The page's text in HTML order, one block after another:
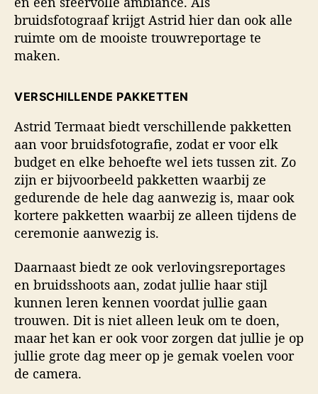
bruidsfotograaf krijgt Astrid hier dan ook alle
ruimte om de mooiste trouwreportage te
maken.
VERSCHILLENDE PAKKETTEN
Astrid Termaat biedt verschillende pakketten
aan voor bruidsfotografie, zodat er voor elk
budget en elke behoefte wel iets tussen zit. Zo
zijn er bijvoorbeeld pakketten waarbij ze
gedurende de hele dag aanwezig is, maar ook
kortere pakketten waarbij ze alleen tijdens de
ceremonie aanwezig is.
Daarnaast biedt ze ook verlovingsreportages
en bruidsshoots aan, zodat jullie haar stijl
kunnen leren kennen voordat jullie gaan
trouwen. Dit is niet alleen leuk om te doen,
maar het kan er ook voor zorgen dat jullie je op
jullie grote dag meer op je gemak voelen voor
de camera.